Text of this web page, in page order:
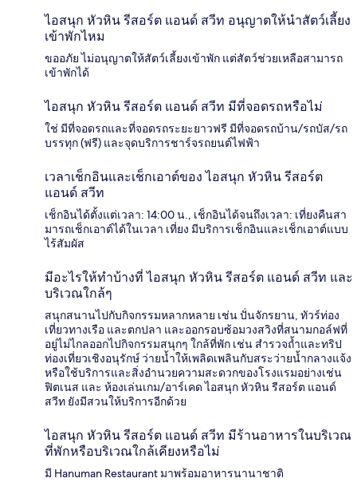
ไอสนุก หัวหิน รีสอร์ต แอนด์ สวีท อนุญาตให้นำสัตว์เลี้ยง
เข้าพักไหม
ขออภัย ไม่อนุญาตให้สัตว์เลี้ยงเข้าพัก แต่สัตว์ช่วยเหลือสามารถ
เข้าพักได้
ไอสนุก หัวหิน รีสอร์ต แอนด์ สวีท มีที่จอดรถหรือไม่
ใช่ มีที่จอดรถและที่จอดรถระยะยาวฟรี มีที่จอดรถบ้าน/รถบัส/รถ
บรรทุก (ฟรี) และจุดบริการชาร์จรถยนต์ไฟฟ้า
เวลาเช็กอินและเช็กเอาต์ของ ไอสนุก หัวหิน รีสอร์ต
แอนด์ สวีท
เช็กอินได้ตั้งแต่เวลา: 14:00 น., เช็กอินได้จนถึงเวลา: เที่ยงคืนสา
มารถเช็กเอาต์ได้ในเวลา เที่ยง มีบริการเช็กอินและเช็กเอาต์แบบ
ไร้สัมผัส
มีอะไรให้ทำบ้างที่ ไอสนุก หัวหิน รีสอร์ต แอนด์ สวีท และ
บริเวณใกล้ๆ
สนุกสนานไปกับกิจกรรมหลากหลาย เช่น ปั่นจักรยาน, ทัวร์ท่อง
เที่ยวทางเรือ และตกปลา และออกรอบซ้อมวงสวิงที่สนามกอล์ฟที่
อยู่ไม่ไกลออกไปกิจกรรมสนุกๆ ใกล้ที่พัก เช่น สำรวจถ้ำและทริป
ท่องเที่ยวเชิงอนุรักษ์ ว่ายน้ำให้เพลิดเพลินกับสระว่ายน้ำกลางแจ้ง
หรือใช้บริการและสิ่งอำนวยความสะดวกของโรงแรมอย่างเช่น
ฟิตเนส และ ห้องเล่นเกม/อาร์เคด ไอสนุก หัวหิน รีสอร์ต แอนด์
สวีท ยังมีสวนให้บริการอีกด้วย
ไอสนุก หัวหิน รีสอร์ต แอนด์ สวีท มีร้านอาหารในบริเวณ
ที่พักหรือบริเวณใกล้เคียงหรือไม่
มี Hanuman Restaurant มาพร้อมอาหารนานาชาติ